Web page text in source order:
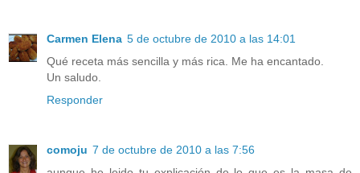
Carmen Elena 5 de octubre de 2010 a las 14:01
Qué receta más sencilla y más rica. Me ha encantado.
Un saludo.
Responder
comoju 7 de octubre de 2010 a las 7:56